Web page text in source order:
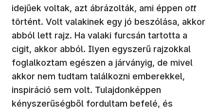
idejűek voltak, azt ábrázolták, ami éppen ott
történt. Volt valakinek egy jó beszólása, akkor
abból lett rajz. Ha valaki furcsán tartotta a
cigit, akkor abból. Ilyen egyszerű rajzokkal
foglalkoztam egészen a járványig, de mivel
akkor nem tudtam találkozni emberekkel,
inspiráció sem volt. Tulajdonképpen
kényszerűségből fordultam befelé, és